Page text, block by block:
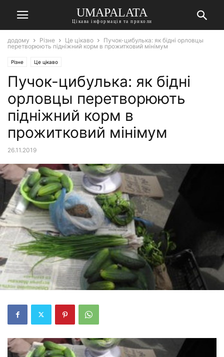
UMAPALATA
Цікава інформація та приколи
додому Різне Це цікаво
Пучок-цибулька: як бідні орловцы
перетворюють підніжний корм в прожитковий мінімум
Різне Це цікаво
Пучок-цибулька: як бідні
орловцы перетворюють
підніжний корм в
прожитковий мінімум
26.11.2019